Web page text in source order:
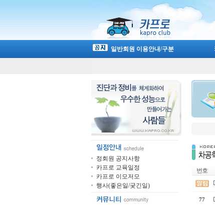
일반회원 이용안내/구분
정회원 공지사항
카프로 교육일정
카프로 이모저모
행사(좋은일/궂긴일)
번호
77